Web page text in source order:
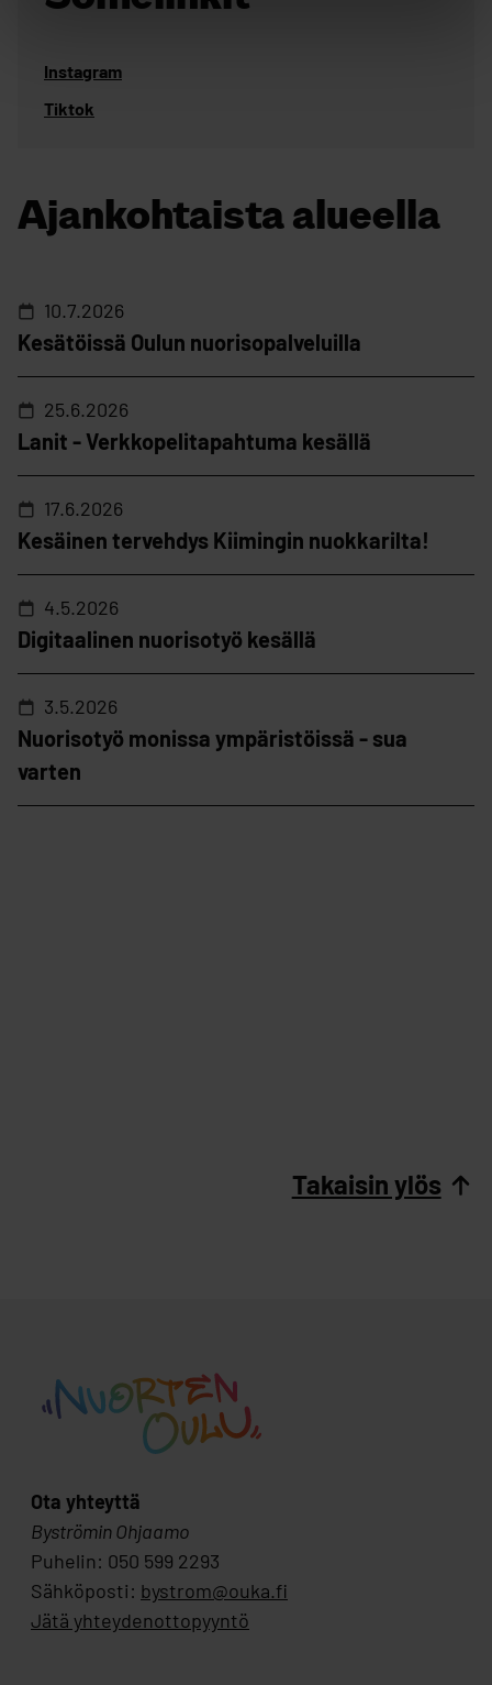
Instagram
Tiktok
Ajankohtaista alueella
10.7.2026
Kesätöissä Oulun nuorisopalveluilla
25.6.2026
Lanit - Verkkopelitapahtuma kesällä
17.6.2026
Kesäinen tervehdys Kiimingin nuokkarilta!
4.5.2026
Digitaalinen nuorisotyö kesällä
3.5.2026
Nuorisotyö monissa ympäristöissä - sua
varten
Takaisin ylös
Ota yhteyttä
Byströmin Ohjaamo
Puhelin: 050 599 2293
Sähköposti: bystrom@ouka.fi
Jätä yhteydenottopyyntö